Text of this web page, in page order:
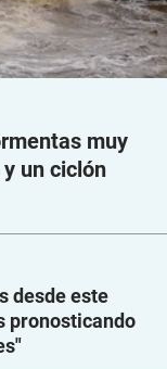
muy
un ciclón
desde este
pronosticando